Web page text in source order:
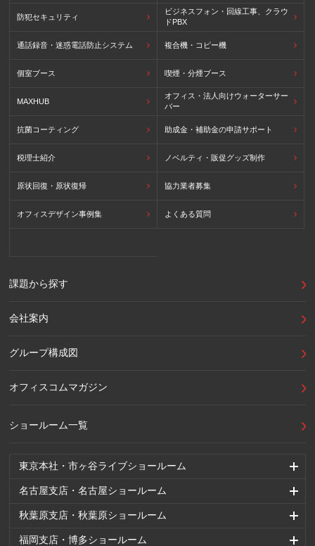
東京本社・市ヶ谷ライブショールーム
名古屋支店・名古屋ショールーム
秋葉原支店・秋葉原ショールーム
福岡支店・博多ショールーム
防犯セキュリティ
ビジネスフォン・回線工事、クラウ
ドPBX
通話録音・迷惑電話防止システム 複合機・コピー機
個室ブース 喫煙・分煙ブース
MAXHUB
オフィス・法人向けウォーターサー
バー
抗菌コーティング 助成金・補助金の申請サポート
税理士紹介 ノベルティ・販促グッズ制作
原状回復・原状復帰 協力業者募集
オフィスデザイン事例集 よくある質問
課題から探す
会社案内
グループ構成図
オフィスコムマガジン
ショールーム一覧